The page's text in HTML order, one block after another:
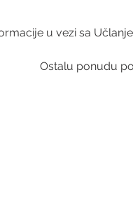
u vezi sa
Ostalu ponudu